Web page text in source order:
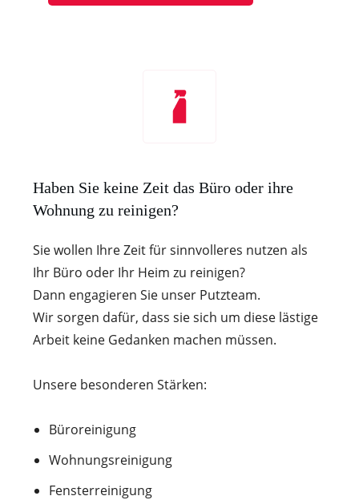
Haben Sie keine Zeit das Büro oder ihre
Wohnung zu reinigen?
Sie wollen Ihre Zeit für sinnvolleres nutzen als
Ihr Büro oder Ihr Heim zu reinigen?
Dann engagieren Sie unser Putzteam.
Wir sorgen dafür, dass sie sich um diese lästige
Arbeit keine Gedanken machen müssen.
Unsere besonderen Stärken:
Büroreinigung
Wohnungsreinigung
Fensterreinigung